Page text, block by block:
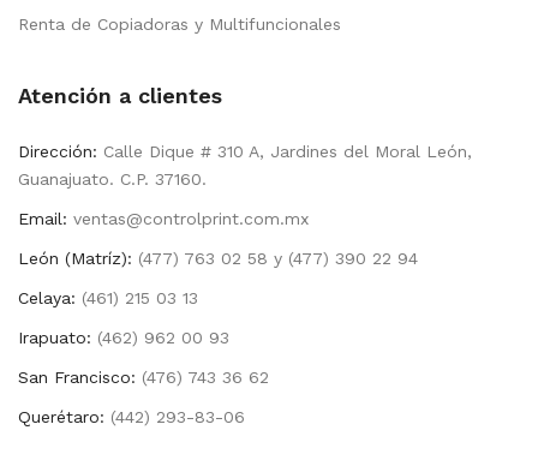
Renta de Copiadoras y Multifuncionales
Atención a clientes
Dirección: Calle Dique # 310 A, Jardines del Moral León,
Guanajuato. C.P. 37160.
Email: ventas@controlprint.com.mx
León (Matríz): (477) 763 02 58 y (477) 390 22 94
Celaya: (461) 215 03 13
Irapuato: (462) 962 00 93
San Francisco: (476) 743 36 62
Querétaro: (442) 293-83-06